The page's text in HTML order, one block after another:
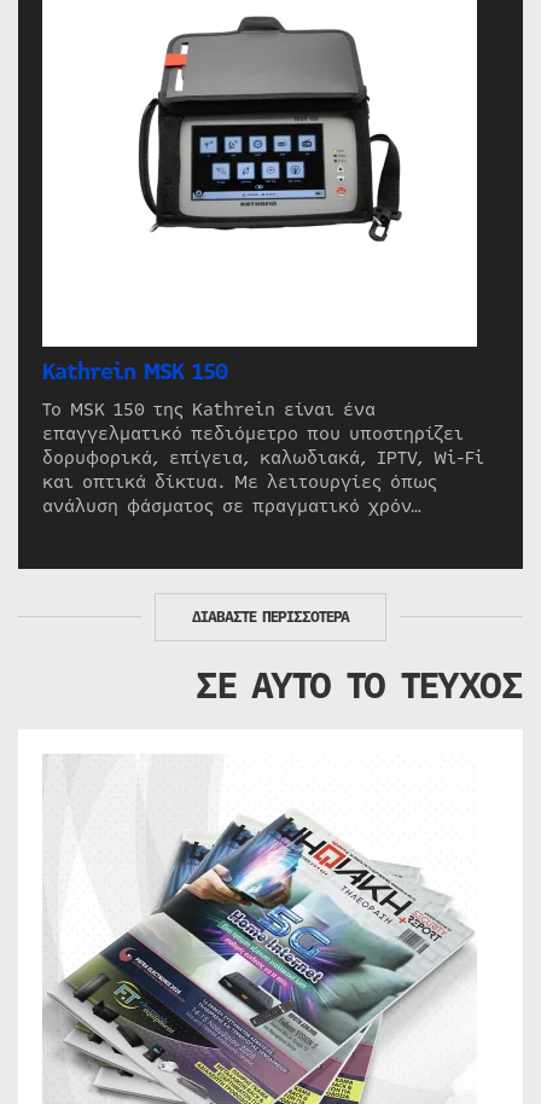
Kathrein MSK 150
Το MSK 150 της Kathrein είναι ένα
επαγγελματικό πεδιόμετρο που υποστηρίζει
δορυφορικά, επίγεια, καλωδιακά, IPTV, Wi-Fi
και οπτικά δίκτυα. Με λειτουργίες όπως
ανάλυση φάσματος σε πραγματικό χρόν…
ΔΙΑΒΑΣΤΕ ΠΕΡΙΣΣΟΤΕΡΑ
ΣΕ ΑΥΤΟ ΤΟ ΤΕΥΧΟΣ